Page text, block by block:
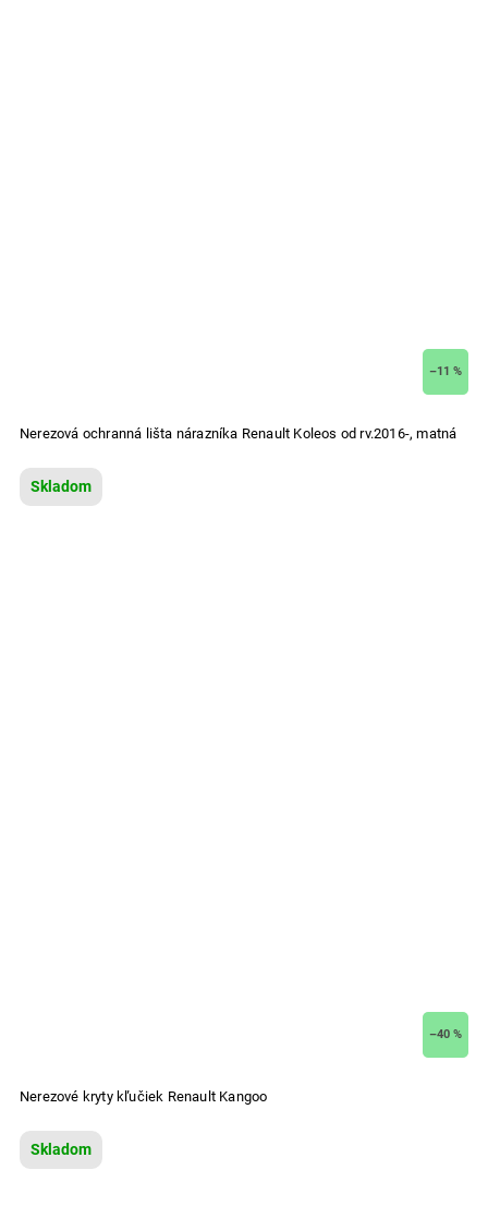
–11 %
Nerezová ochranná lišta nárazníka Renault Koleos od rv.2016-, matná
Skladom
–40 %
Nerezové kryty kľučiek Renault Kangoo
Skladom